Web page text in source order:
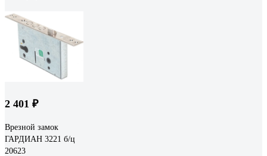
2 401 ₽
Врезной замок
ГАРДИАН 3221 б/ц
20623